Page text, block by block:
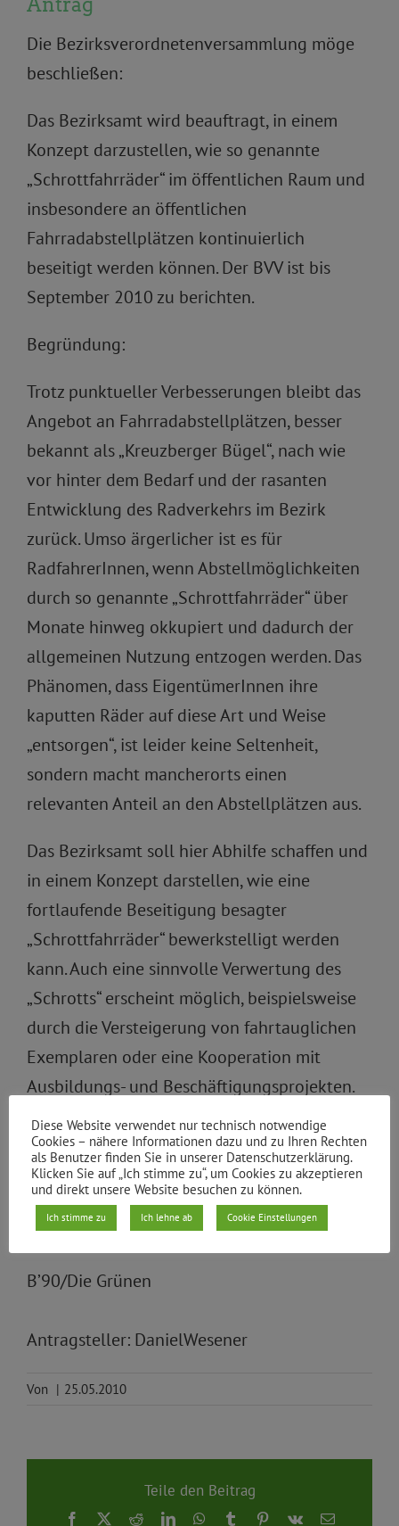
Die Bezirksverordnetenversammlung möge
beschließen:
Das Bezirksamt wird beauftragt, in einem
Konzept darzustellen, wie so genannte
„Schrottfahrräder“ im öffentlichen Raum und
insbesondere an öffentlichen
Fahrradabstellplätzen kontinuierlich
beseitigt werden können. Der BVV ist bis
September 2010 zu berichten.
Begründung:
Trotz punktueller Verbesserungen bleibt das
Angebot an Fahrradabstellplätzen, besser
bekannt als „Kreuzberger Bügel“, nach wie
vor hinter dem Bedarf und der rasanten
Entwicklung des Radverkehrs im Bezirk
zurück. Umso ärgerlicher ist es für
RadfahrerInnen, wenn Abstellmöglichkeiten
durch so genannte „Schrottfahrräder“ über
Monate hinweg okkupiert und dadurch der
allgemeinen Nutzung entzogen werden. Das
Phänomen, dass EigentümerInnen ihre
kaputten Räder auf diese Art und Weise
„entsorgen“, ist leider keine Seltenheit,
sondern macht mancherorts einen
relevanten Anteil an den Abstellplätzen aus.
Das Bezirksamt soll hier Abhilfe schaffen und
in einem Konzept darstellen, wie eine
fortlaufende Beseitigung besagter
„Schrottfahrräder“ bewerkstelligt werden
kann. Auch eine sinnvolle Verwertung des
„Schrotts“ erscheint möglich, beispielsweise
durch die Versteigerung von fahrtauglichen
Exemplaren oder eine Kooperation mit
Ausbildungs- und Beschäftigungsprojekten.
Entsprechende Erfahrungen, die im Bezirk
bereits vorliegen, sind bei der Darstellung
einzubeziehen.
Friedrichshain-Kreuzberg, den 18.05.10
B’90/Die Grünen
Antragsteller: DanielWesener
Von | 25.05.2010
Teile den Beitrag
Facebook
X RedditLinkedInWhatsApp
TumblrPinterest
Vk
E-
Diese Website verwendet nur technisch notwendige
Cookies – nähere Informationen dazu und zu Ihren Rechten
als Benutzer finden Sie in unserer Datenschutzerklärung.
Klicken Sie auf „Ich stimme zu“, um Cookies zu akzeptieren
und direkt unsere Website besuchen zu können.
Ich stimme zu Ich lehne ab Cookie Einstellungen